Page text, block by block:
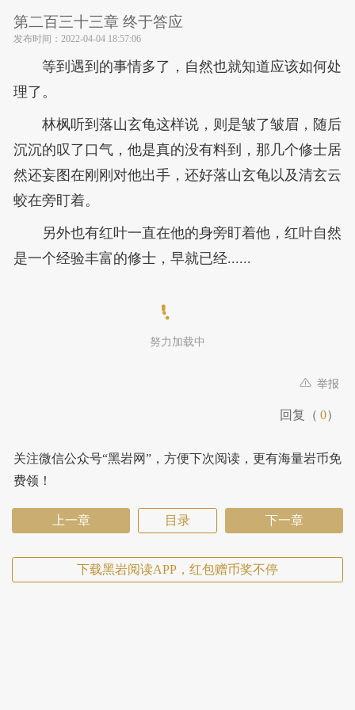
第二百三十三章 终于答应
发布时间： 2022-04-04 18:57:06
等到遇到的事情多了，自然也就知道应该如何处
理了。
林枫听到落山玄龟这样说，则是皱了皱眉，随后
沉沉的叹了口气，他是真的没有料到，那几个修士居
然还妄图在刚刚对他出手，还好落山玄龟以及清玄云
蛟在旁盯着。
另外也有红叶一直在他的身旁盯着他，红叶自然
是一个经验丰富的修士，早就已经......
努力加载中
举报
回复（ 0）
关注微信公众号“黑岩网”，方便下次阅读，更有海量岩币免
费领！
上一章 目录 下一章
下载黑岩阅读APP，红包赠币奖不停